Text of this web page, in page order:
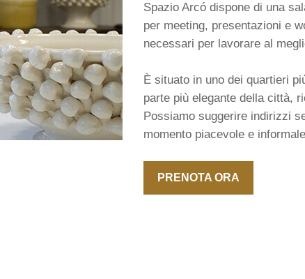
Spazio Arcó dispone di una
per meeting, presentazioni e
necessari per lavorare al
È situato in uno dei quartieri
parte più elegante della città,
Possiamo suggerire indirizzi
momento piacevole e
PRENOTA ORA